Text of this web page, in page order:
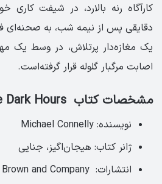
کارآگاه رنه بالارد، در شیفت
دقایقی پس از نیمه شب، به صحنه‌ای
یک مغازه‌دار پرتلاش، در وسط یک
اصابت مرگبار گلوله قرار گرفته‌است.
مشخصات کتاب The Dark Hours ‏ ‏
نویسنده: Michael Connelly
ژانر کتاب: هیجان‌اگیز، جنایی
انتشارات: ‏ Little, Brown and Company